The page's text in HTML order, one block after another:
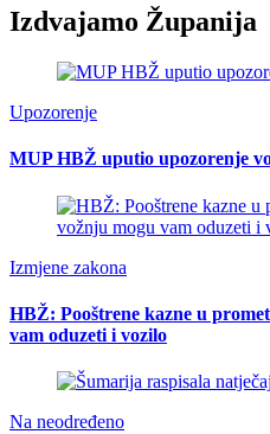
Izdvajamo Županija
Upozorenje
MUP HBŽ uputio upozorenje
Izmjene zakona
HBŽ: Pooštrene kazne u
vam oduzeti i vozilo
Na neodređeno